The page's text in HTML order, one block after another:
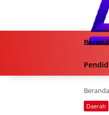
Beranda
Daerah